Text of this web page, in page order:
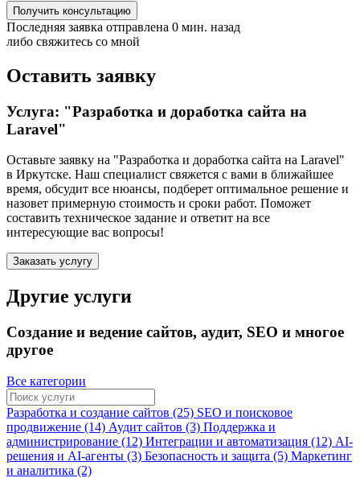
Получить консультацию
Последняя заявка отправлена 0 мин. назад
либо свяжитесь со мной
Оставить заявку
Услуга: "Разработка и доработка сайта на
Laravel"
Оставьте заявку на "Разработка и доработка сайта на Laravel"
в Иркутске. Наш специалист свяжется с вами в ближайшее
время, обсудит все нюансы, подберет оптимальное решение и
назовет примерную стоимость и сроки работ. Поможет
составить техническое задание и ответит на все
интересующие вас вопросы!
Заказать услугу
Другие услуги
Создание и ведение сайтов, аудит, SEO и многое
другое
Все категории
Разработка и создание сайтов (25) SEO и поисковое
продвижение (14) Аудит сайтов (3) Поддержка и
администрирование (12) Интеграции и автоматизация (12) AI-
решения и AI-агенты (3) Безопасность и защита (5) Маркетинг
и аналитика (2)